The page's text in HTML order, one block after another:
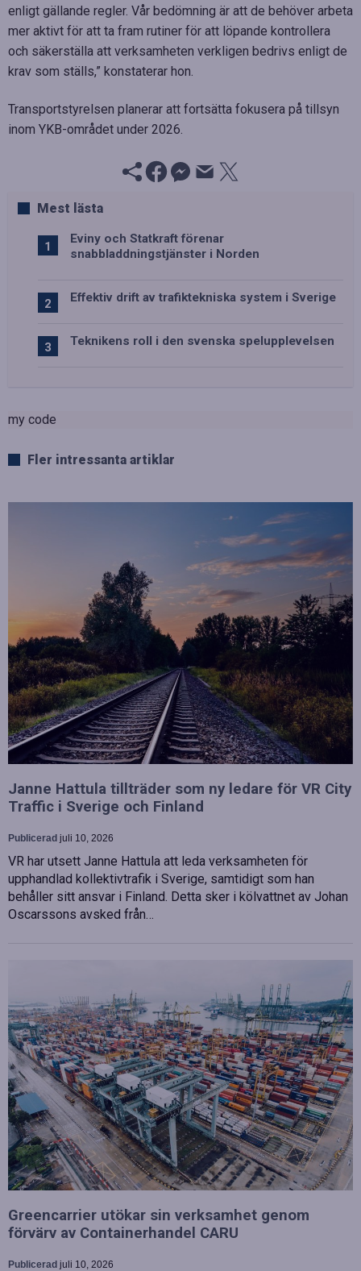
enligt gällande regler. Vår bedömning är att de behöver arbeta
mer aktivt för att ta fram rutiner för att löpande kontrollera
och säkerställa att verksamheten verkligen bedrivs enligt de
krav som ställs,” konstaterar hon.
Transportstyrelsen planerar att fortsätta fokusera på tillsyn
inom YKB-området under 2026.
Mest lästa
Eviny och Statkraft förenar
snabbladdningstjänster i Norden
Effektiv drift av trafiktekniska system i Sverige
Teknikens roll i den svenska spelupplevelsen
my code
Fler intressanta artiklar
Janne Hattula tillträder som ny ledare för VR City
Traffic i Sverige och Finland
Publicerad juli 10, 2026
VR har utsett Janne Hattula att leda verksamheten för
upphandlad kollektivtrafik i Sverige, samtidigt som han
behåller sitt ansvar i Finland. Detta sker i kölvattnet av Johan
Oscarssons avsked från…
Greencarrier utökar sin verksamhet genom
förvärv av Containerhandel CARU
Publicerad juli 10, 2026